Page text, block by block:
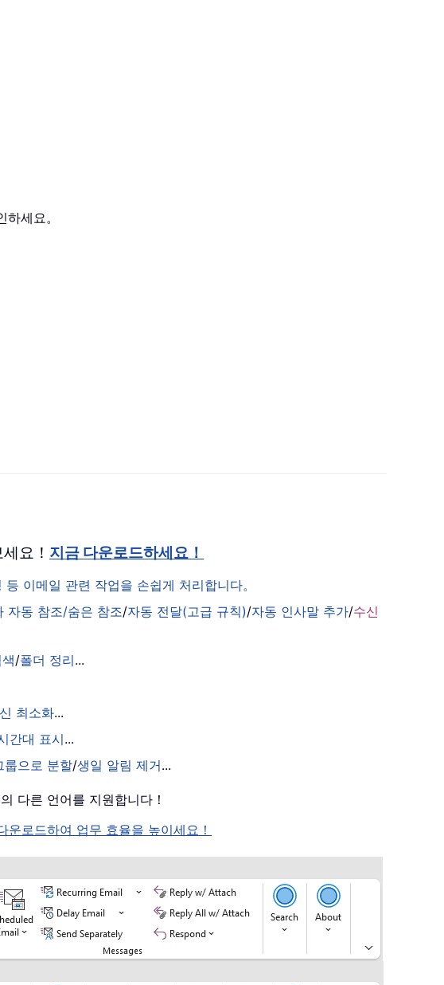
세요。
요！ 지금 다운로드하세요！
이메일 관련 작업을 손쉽게 처리합니다。
자동 참조/숨은 참조/자동 전달(고급 규칙)/자동 인사말 추가/수신
/폴더 정리...
최소화...
간대 표시...
룹으로 분할/생일 알림 제거...
다른 언어를 지원합니다！
로드하여 업무 효율을 높이세요！